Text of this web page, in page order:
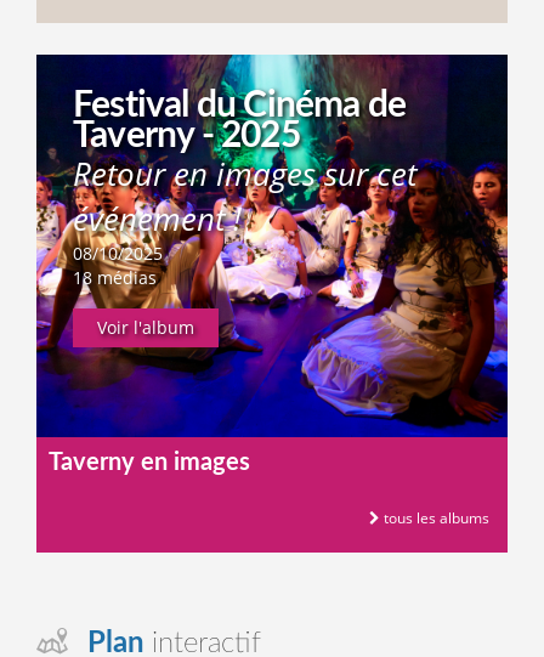
Festival du Cinéma de
Taverny - 2025
Retour en images sur cet
événement !
08/10/2025
18 médias
Voir l'album
Taverny en images
tous les albums
Plan interactif